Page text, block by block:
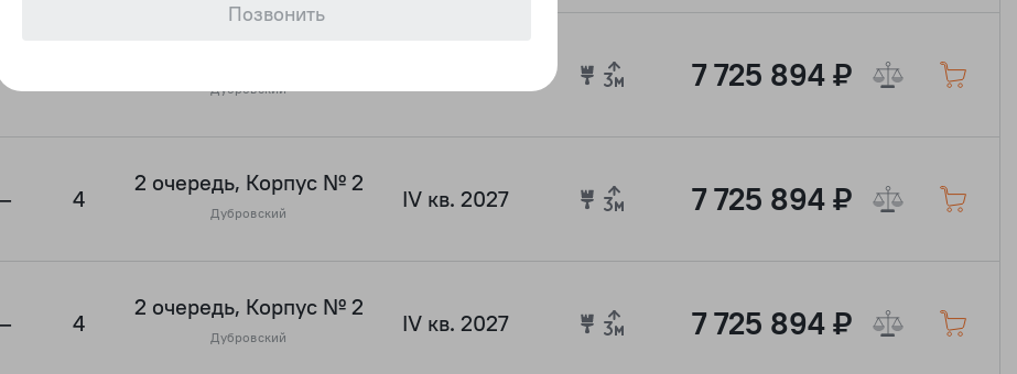
Дубровский 7 725 894 ₽
4
2 очередь, Корпус № 2
Дубровский
IV кв. 2027 7 725 894 ₽
4
2 очередь, Корпус № 2
Дубровский
IV кв. 2027 7 725 894 ₽
Позвонить